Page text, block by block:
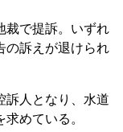
で提訴。いずれ
の訴えが退けられ
人となり、水道
めている。